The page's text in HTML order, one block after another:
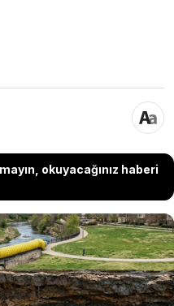
okuyacağınız haberi
bağlı Lynchburg
altyapı projesinde,
yerin 37 metre